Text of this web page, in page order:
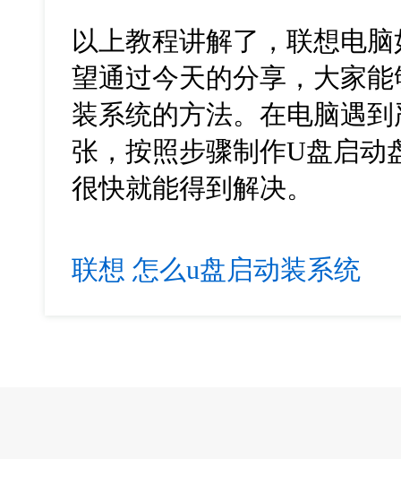
以上教程讲解了，联想电脑
望通过今天的分享，大家
装系统的方法。在电脑遇
张，按照步骤制作U盘启动
很快就能得到解决。
联想 怎么u盘启动装系统